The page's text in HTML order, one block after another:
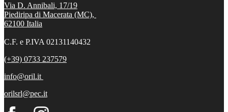
Via D. Annibali, 17/19
Piediripa di Macerata (MC),
62100 Italia
C.F. e P.IVA 02131140432
(+39) 0733 237579
info@oril.it
orilsrl@pec.it